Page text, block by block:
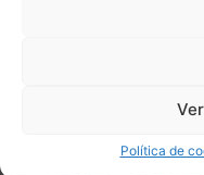
Política de